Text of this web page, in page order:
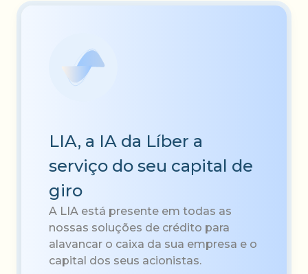
LIA, a IA da Líber a
serviço do seu capital de
giro
A LIA está presente em todas as
nossas soluções de crédito para
alavancar o caixa da sua empresa e o
capital dos seus acionistas.